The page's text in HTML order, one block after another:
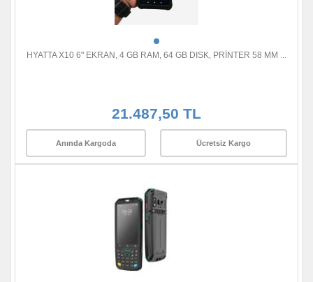
HYATTA X10 6" EKRAN, 4 GB RAM, 64 GB DISK, PRİNTER 58 MM ...
21.487,50 TL
Anında Kargoda Ücretsiz Kargo